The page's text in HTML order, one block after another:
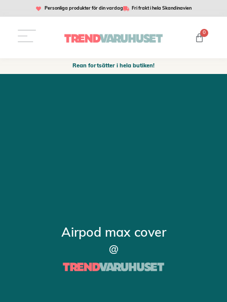
Personliga produkter för din vardag Fri frakt i hela Skandinavien
0
Rean fortsätter i hela butiken!
Airpod max cover
@